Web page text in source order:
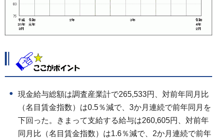
現金給与総額は調査産業計で265,533円、対前年同月比
（名目賃金指数）は0.5％減で、3か月連続で前年同月を
下回った。きまって支給する給与は260,605円、対前年
同月比（名目賃金指数）は1.6％減で、2か月連続で前年